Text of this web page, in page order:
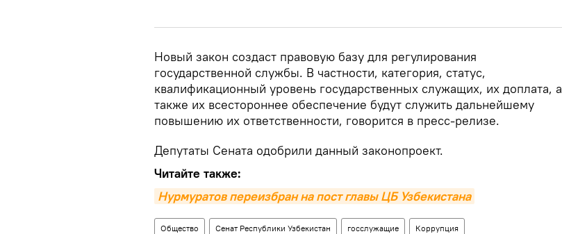
Новый закон создаст правовую базу для регулирования
государственной службы. В частности, категория, статус,
квалификационный уровень государственных служащих, их доплата, а
также их всестороннее обеспечение будут служить дальнейшему
повышению их ответственности, говорится в пресс-релизе.
Депутаты Сената одобрили данный законопроект.
Читайте также:
Нурмуратов переизбран на пост главы ЦБ Узбекистана
Общество Сенат Республики Узбекистан госслужащие Коррупция